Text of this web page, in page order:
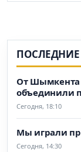
От Шымкента
объединили
Сегодня, 18:10
Мы играли
Сегодня, 14:30